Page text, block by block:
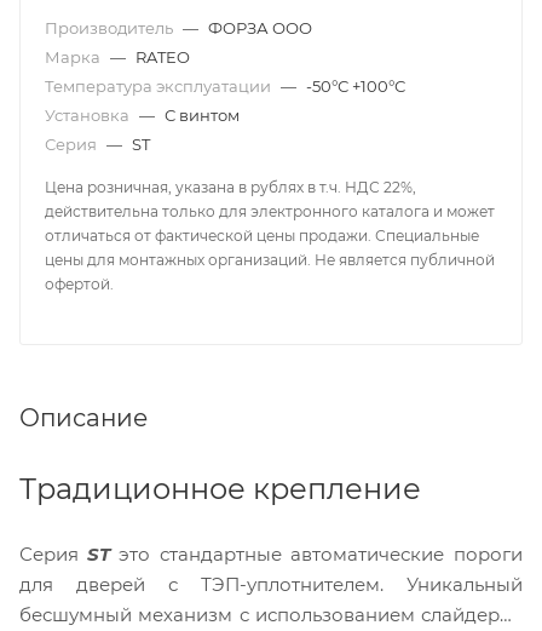
Производитель — ФОРЗА ООО
Марка — RATEO
Температура эксплуатации — -50°С +100°С
Установка — С винтом
Серия — ST
Цена розничная, указана в рублях в т.ч. НДС 22%,
действительна только для электронного каталога и может
отличаться от фактической цены продажи. Специальные
цены для монтажных организаций. Не является публичной
офертой.
Описание
Традиционное крепление
Серия ST это стандартные автоматические пороги
для дверей с ТЭП-уплотнителем. Уникальный
бесшумный механизм с использованием слайдеров